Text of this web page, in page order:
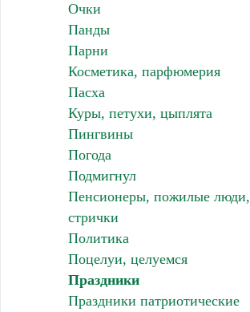
Очки
Панды
Парни
Косметика, парфюмерия
Пасха
Куры, петухи, цыплята
Пингвины
Погода
Подмигнул
Пенсионеры, пожилые люди,
стрички
Политика
Поцелуи, целуемся
Праздники
Праздники патриотические